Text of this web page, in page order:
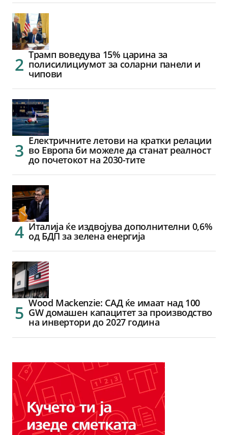
Трамп воведува 15% царина за
полисилициумот за соларни панели и
чипови
Електричните летови на кратки релации
во Европа би можеле да станат реалност
до почетокот на 2030-тите
Италија ќе издвојува дополнителни 0,6%
од БДП за зелена енергија
Wood Mackenzie: САД ќе имаат над 100
GW домашен капацитет за производство
на инвертори до 2027 година